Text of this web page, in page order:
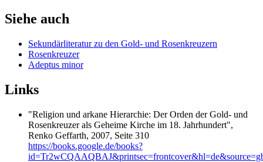
Siehe auch
Sekundärliteratur zu den Gold- und Rosenkreuzern
Rosenkreuzer
Adeptus minor
Links
"Religion und arkane Hierarchie: Der Orden der Gold- und
Rosenkreuzer als Geheime Kirche im 18. Jahrhundert",
Renko Geffarth, 2007, Seite 310
https://books.google.de/books?